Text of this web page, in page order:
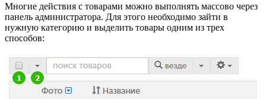
Многие действия с товарами можно выполнять массово через
панель администратора. Для этого необходимо зайти в
нужную категорию и выделить товары одним из трех
способов: